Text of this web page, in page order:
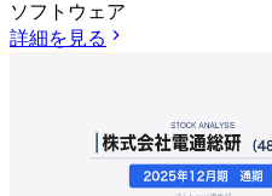
ソフトウェア
詳細を見る